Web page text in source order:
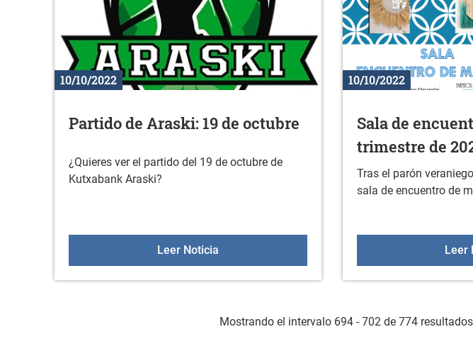
10/10/2022
Partido de Araski: 19 de octubre
¿Quieres ver el partido del 19 de octubre de
Kutxabank Araski?
Leer NoticiaPartido de Araski: 19 de octubre
10/10/2022
Sala de
trimestre de
Tras el parón
sala de encuentro de
Leer
Mostrando el intervalo 694 - 702 de 774